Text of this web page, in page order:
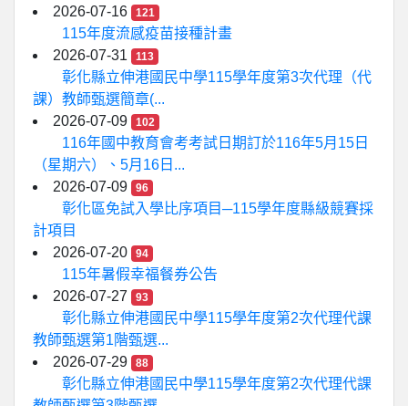
2026-07-16
121
115年度流感疫苗接種計畫
2026-07-31
113
彰化縣立伸港國民中學115學年度第3次代理（代
課）教師甄選簡章(...
2026-07-09
102
116年國中教育會考考試日期訂於116年5月15日
（星期六）、5月16日...
2026-07-09
96
彰化區免試入學比序項目─115學年度縣級競賽採
計項目
2026-07-20
94
115年暑假幸福餐券公告
2026-07-27
93
彰化縣立伸港國民中學115學年度第2次代理代課
教師甄選第1階甄選...
2026-07-29
88
彰化縣立伸港國民中學115學年度第2次代理代課